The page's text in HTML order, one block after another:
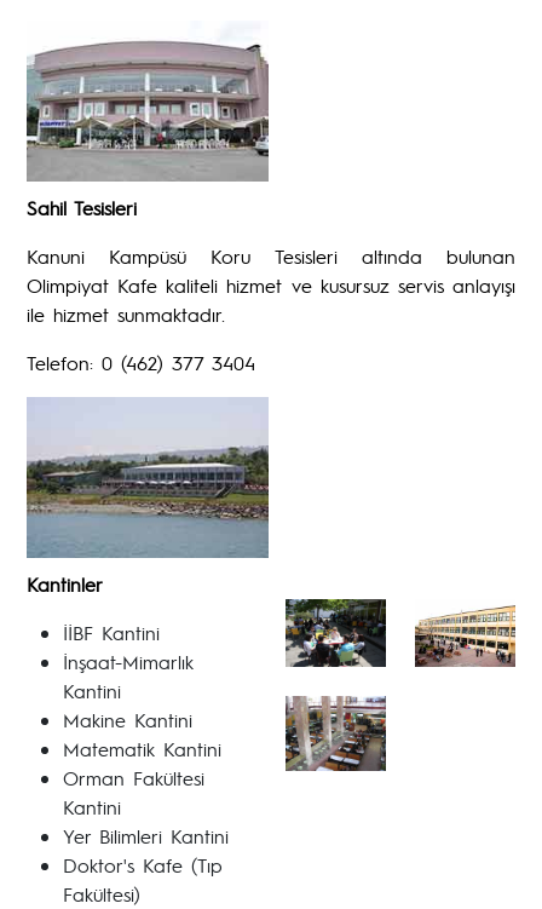
Sahil Tesisleri
Kanuni Kampüsü Koru Tesisleri altında bulunan
Olimpiyat Kafe kaliteli hizmet ve kusursuz servis anlayışı
ile hizmet sunmaktadır.
Telefon: 0 (462) 377 3404
Kantinler
İİBF Kantini
İnşaat-Mimarlık
Kantini
Makine Kantini
Matematik Kantini
Orman Fakültesi
Kantini
Yer Bilimleri Kantini
Doktor's Kafe (Tıp
Fakültesi)